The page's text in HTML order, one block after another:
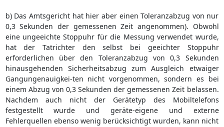
b) Das Amtsgericht hat hier aber einen Toleranzabzug von nur
0,3 Sekunden der gemessenen Zeit angenommen). Obwohl
eine ungeeichte Stoppuhr für die Messung verwendet wurde,
hat der Tatrichter den selbst bei geeichter Stoppuhr
erforderlichen über den Toleranzabzug von 0,3 Sekunden
hinausgehenden Sicherheitsabzug zum Ausgleich etwaiger
Gangungenauigkei-ten nicht vorgenommen, sondern es bei
einem Abzug von 0,3 Sekunden der gemessenen Zeit belassen.
Nachdem auch nicht der Gerätetyp des Mobiltelefons
festgestellt wurde und geräte-eigene und externe
Fehlerquellen ebenso wenig berücksichtigt wurden, kann nicht